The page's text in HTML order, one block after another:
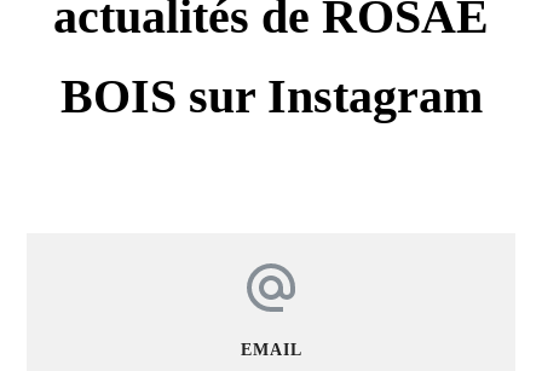
actualités de ROSAE
BOIS sur Instagram
EMAIL